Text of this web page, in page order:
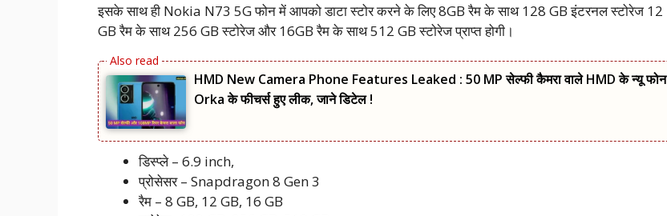
इसके साथ ही Nokia N73 5G फोन में आपको डाटा स्टोर करने के लिए 8GB रैम के साथ 128 GB इंटरनल स्टोरेज 12
GB रैम के साथ 256 GB स्टोरेज और 16GB रैम के साथ 512 GB स्टोरेज प्राप्त होगी।
HMD New Camera Phone Features Leaked : 50 MP सेल्फी कैमरा वाले HMD के न्यू फोन
Orka के फीचर्स हुए लीक, जाने डिटेल !
डिस्प्ले – 6.9 inch,
प्रोसेसर – Snapdragon 8 Gen 3
रैम – 8 GB, 12 GB, 16 GB